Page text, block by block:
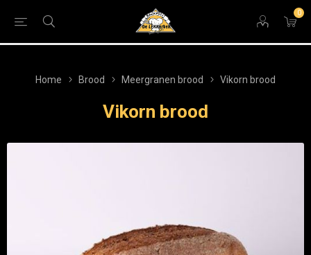
0
Home Brood Meergranen brood Vikorn brood
Vikorn brood